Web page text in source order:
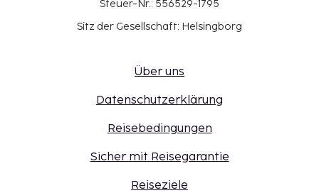
Steuer-Nr.: 556529-1795
Sitz der Gesellschaft: Helsingborg
Über uns
Datenschutzerklärung
Reisebedingungen
Sicher mit Reisegarantie
Reiseziele